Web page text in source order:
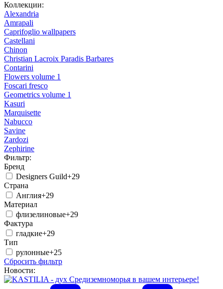
Коллекции:
Alexandria
Amrapali
Caprifoglio wallpapers
Castellani
Chinon
Christian Lacroix Paradis Barbares
Contarini
Flowers volume 1
Foscari fresco
Geometrics volume 1
Kasuri
Marquisette
Nabucco
Savine
Zardozi
Zephirine
Фильтр:
Бренд
Designers Guild+29
Страна
Англия+29
Материал
флизелиновые+29
Фактура
гладкие+29
Тип
рулонные+25
Сбросить фильтр
Новости: